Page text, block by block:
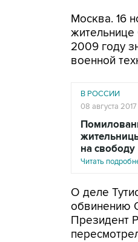
Москва. 16
жительнице
2009 году
военной
В РОССИИ
08 августа 2017
на свободу
Читать
О деле
обвинению
Президент